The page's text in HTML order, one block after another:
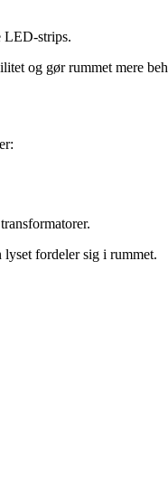
LED-strips.
og gør rummet mere
fordeler sig i rummet.